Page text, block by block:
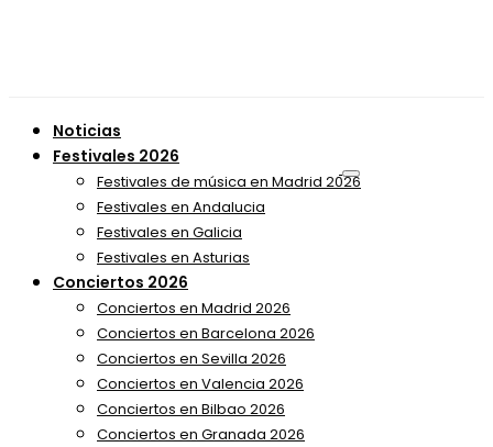
Noticias
Festivales 2026
Festivales de música en Madrid 2026
Festivales en Andalucia
Festivales en Galicia
Festivales en Asturias
Conciertos 2026
Conciertos en Madrid 2026
Conciertos en Barcelona 2026
Conciertos en Sevilla 2026
Conciertos en Valencia 2026
Conciertos en Bilbao 2026
Conciertos en Granada 2026